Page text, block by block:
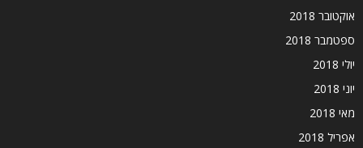
אוקטובר 2018
ספטמבר 2018
יולי 2018
יוני 2018
מאי 2018
אפריל 2018